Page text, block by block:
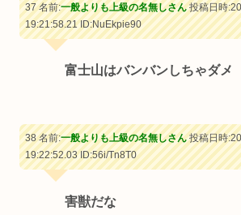
37 名前:一般よりも上級の名無しさん投稿日時
19:21:58.21ID:NuEkpie90
富士山はバンバンしちゃダメ
38 名前:一般よりも上級の名無しさん投稿日時
19:22:52.03ID:56i/Tn8T0
害獣だな